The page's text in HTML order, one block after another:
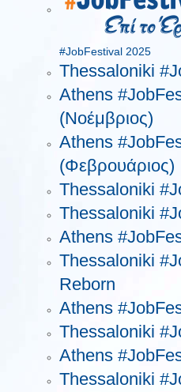
#JobFestival 2025
Thessaloniki
Athens
(Νοέμβριος)
Athens
(Φεβρουάριος)
Thessaloniki
Thessaloniki
Athens
Thessaloniki
Reborn
Athens
Thessaloniki
Athens
Thessaloniki